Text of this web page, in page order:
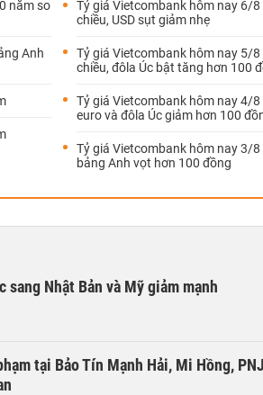
năm so
Anh
Tỷ giá Vietcombank hôm nay 6/
chiều, USD sụt giảm nhẹ
Tỷ giá Vietcombank hôm nay 5/
chiều, đôla Úc bật tăng hơn 100
Tỷ giá Vietcombank hôm nay 4/8
euro và đôla Úc giảm hơn 100
Tỷ giá Vietcombank hôm nay 3/
bảng Anh vọt hơn 100 đồng
Nhật Bản và Mỹ giảm mạnh
tại Bảo Tín Mạnh Hải, Mi Hồng,